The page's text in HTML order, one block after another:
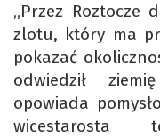
„Przez Roztocze
zlotu, który ma
pokazać
odwiedził
opowiada
wicestarosta